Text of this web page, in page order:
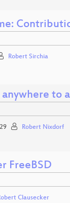
Robert Sirchia
to
Robert Nixdorf
FreeBSD
Clausecker